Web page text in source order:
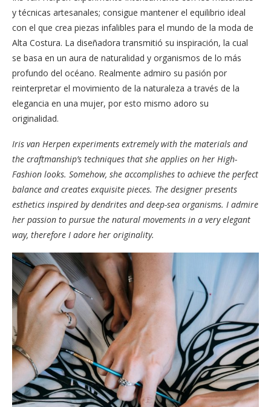
y técnicas artesanales; consigue mantener el equilibrio ideal
con el que crea piezas infalibles para el mundo de la moda de
Alta Costura. La diseñadora transmitió su inspiración, la cual
se basa en un aura de naturalidad y organismos de lo más
profundo del océano. Realmente admiro su pasión por
reinterpretar el movimiento de la naturaleza a través de la
elegancia en una mujer, por esto mismo adoro su
originalidad.
Iris van Herpen experiments extremely with the materials and
the craftmanship’s techniques that she applies on her High-
Fashion looks. Somehow, she accomplishes to achieve the perfect
balance and creates exquisite pieces. The designer presents
esthetics inspired by dendrites and deep-sea organisms. I admire
her passion to pursue the natural movements in a very elegant
way, therefore I adore her originality.